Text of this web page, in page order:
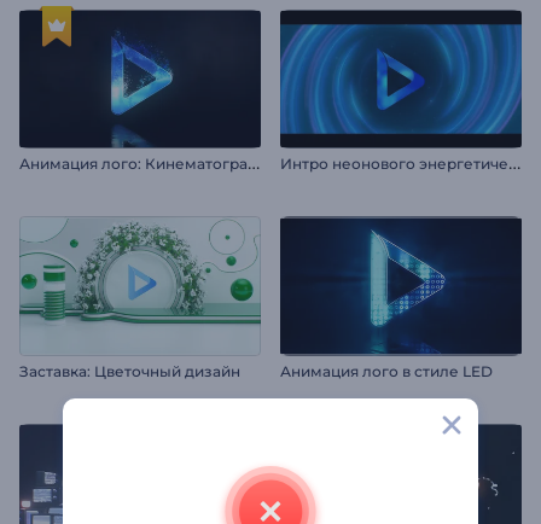
А
нимация лого: Кинематографичные частицы И
нтро неонового энергетического вихря
Заставка: Цветочный дизайн Анимация лого в стиле LED